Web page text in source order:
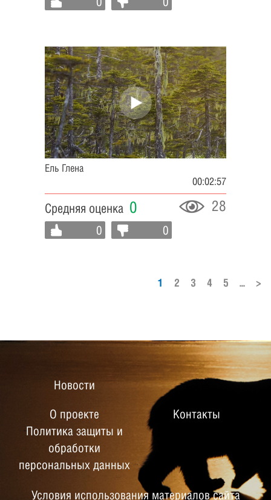
Ель Глена
00:02:57
Средняя оценка 0 28
0 0
1 2 3 4 5 ... >
Новости
Условия использования материалов сайта
О проекте
Контакты
Политика защиты и
обработки
персональных данных